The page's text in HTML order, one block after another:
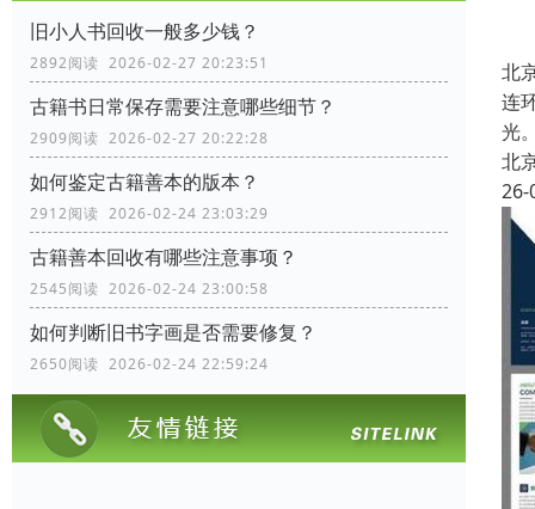
旧小人书回收一般多少钱？
2892阅读 2026-02-27 20:23:51
古籍书日常保存需要注意哪些细节？
2909阅读 2026-02-27 20:22:28
如何鉴定古籍善本的版本？
2912阅读 2026-02-24 23:03:29
古籍善本回收有哪些注意事项？
2545阅读 2026-02-24 23:00:58
如何判断旧书字画是否需要修复？
2650阅读 2026-02-24 22:59:24
北
连
光
北
26-